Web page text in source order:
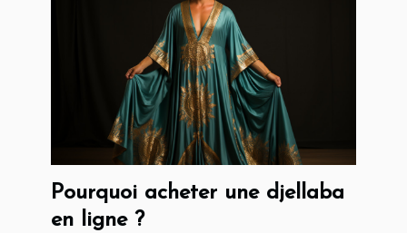
Pourquoi acheter une djellaba
en ligne ?